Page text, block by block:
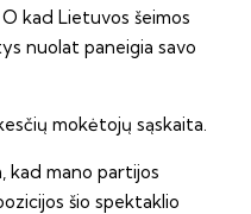
kad Lietuvos šeimos
nuolat paneigia savo
mokėtojų sąskaita.
kad mano partijos
šio spektaklio